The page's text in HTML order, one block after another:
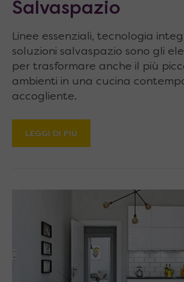
Salvaspazio
Linee essenziali, tecnologia
soluzioni salvaspazio sono gli
per trasformare anche il più
ambienti in una cucina
accogliente.
LEGGI DI PIÙ